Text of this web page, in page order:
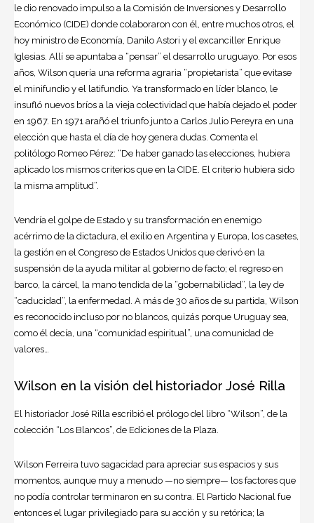
le dio renovado impulso a la Comisión de Inversiones y Desarrollo
Económico (CIDE) donde colaboraron con él, entre muchos otros, el
hoy ministro de Economía, Danilo Astori y el excanciller Enrique
Iglesias. Allí se apuntaba a “pensar” el desarrollo uruguayo. Por esos
años, Wilson quería una reforma agraria “propietarista” que evitase
el minifundio y el latifundio. Ya transformado en líder blanco, le
insufló nuevos bríos a la vieja colectividad que había dejado el poder
en 1967. En 1971 arañó el triunfo junto a Carlos Julio Pereyra en una
elección que hasta el día de hoy genera dudas. Comenta el
politólogo Romeo Pérez: “De haber ganado las elecciones, hubiera
aplicado los mismos criterios que en la CIDE. El criterio hubiera sido
la misma amplitud”.
Vendría el golpe de Estado y su transformación en enemigo
acérrimo de la dictadura, el exilio en Argentina y Europa, los casetes,
la gestión en el Congreso de Estados Unidos que derivó en la
suspensión de la ayuda militar al gobierno de facto; el regreso en
barco, la cárcel, la mano tendida de la “gobernabilidad”, la ley de
“caducidad”, la enfermedad. A más de 30 años de su partida, Wilson
es reconocido incluso por no blancos, quizás porque Uruguay sea,
como él decía, una “comunidad espiritual”, una comunidad de
valores…
Wilson en la visión del historiador José Rilla
El historiador José Rilla escribió el prólogo del libro “Wilson”, de la
colección “Los Blancos”, de Ediciones de la Plaza.
Wilson Ferreira tuvo sagacidad para apreciar sus espacios y sus
momentos, aunque muy a menudo —no siempre— los factores que
no podía controlar terminaron en su contra. El Partido Nacional fue
entonces el lugar privilegiado para su acción y su retórica; la